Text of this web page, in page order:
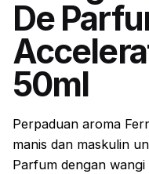
De
50ml
Perpaduan aroma
manis dan maskulin
Parfum dengan